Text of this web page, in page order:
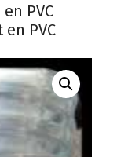
PVC
PVC